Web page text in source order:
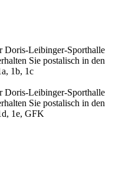
Doris-Leibinger-Sporthalle
Sie postalisch in den
1b, 1c
Doris-Leibinger-Sporthalle
Sie postalisch in den
1e, GFK